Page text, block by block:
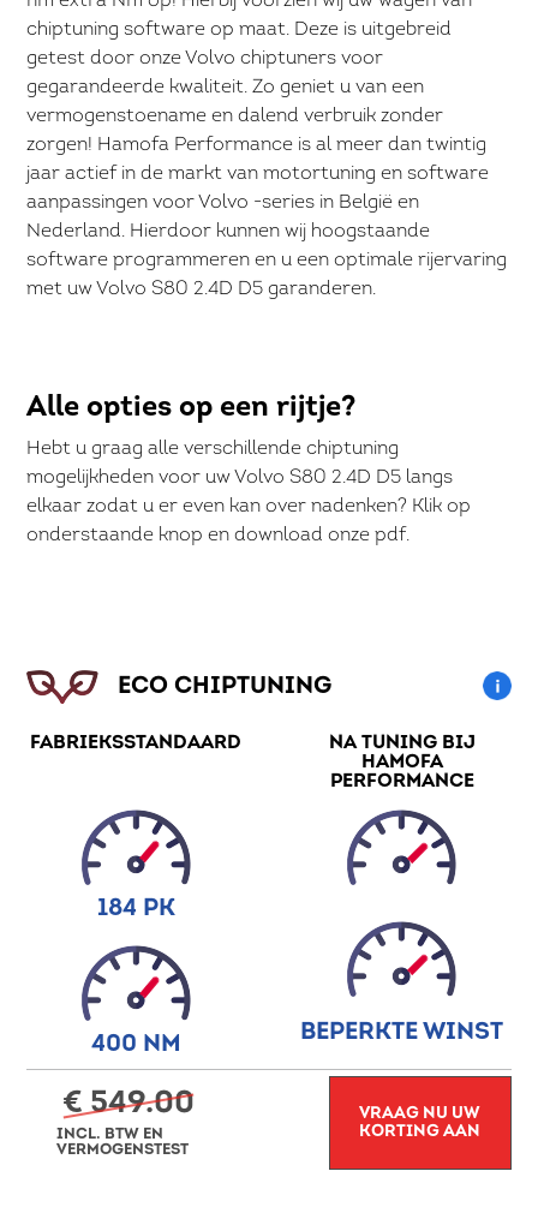
chiptuning software op maat. Deze is uitgebreid
getest door onze Volvo chiptuners voor
gegarandeerde kwaliteit. Zo geniet u van een
vermogenstoename en dalend verbruik zonder
zorgen! Hamofa Performance is al meer dan twintig
jaar actief in de markt van motortuning en software
aanpassingen voor Volvo -series in België en
Nederland. Hierdoor kunnen wij hoogstaande
software programmeren en u een optimale rijervaring
met uw Volvo S80 2.4D D5 garanderen.
Alle opties op een rijtje?
Hebt u graag alle verschillende chiptuning
mogelijkheden voor uw Volvo S80 2.4D D5 langs
elkaar zodat u er even kan over nadenken? Klik op
onderstaande knop en download onze pdf.
ECO CHIPTUNING
FABRIEKSSTANDAARD
NA TUNING BIJ
HAMOFA
PERFORMANCE
184 PK
400 NM BEPERKTE WINST
€ 549.00
INCL. BTW EN
VERMOGENSTEST
VRAAG NU UW
KORTING AAN